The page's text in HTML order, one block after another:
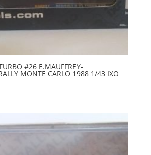
#26 E.MAUFFREY-
MONTE CARLO 1988 1/43 IXO